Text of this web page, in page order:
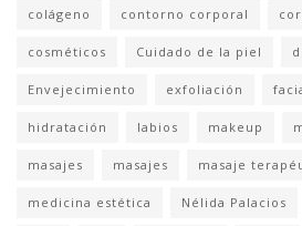
colágeno contorno corporal
cosméticos Cuidado de la piel
Envejecimiento exfoliación
hidratación labios makeup
masajes masajes masaje
medicina estética Nélida Palacios